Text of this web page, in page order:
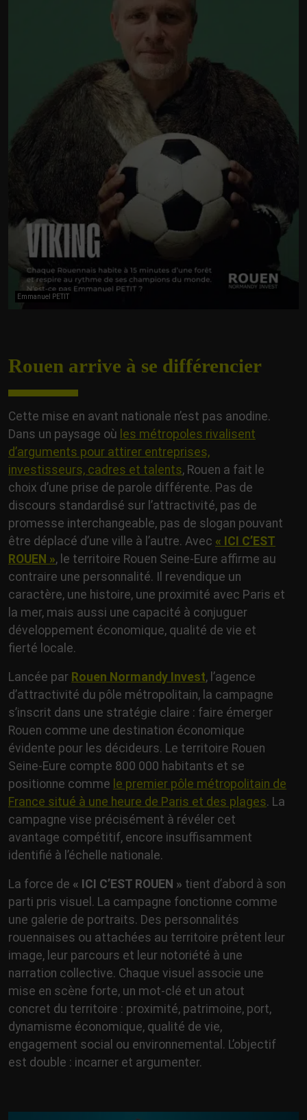
Emmanuel PETIT
Rouen arrive à se différencier
Cette mise en avant nationale n’est pas anodine.
Dans un paysage où les métropoles rivalisent
d’arguments pour attirer entreprises,
investisseurs, cadres et talents, Rouen a fait le
choix d’une prise de parole différente. Pas de
discours standardisé sur l’attractivité, pas de
promesse interchangeable, pas de slogan pouvant
être déplacé d’une ville à l’autre. Avec « ICI C’EST
ROUEN », le territoire Rouen Seine-Eure affirme au
contraire une personnalité. Il revendique un
caractère, une histoire, une proximité avec Paris et
la mer, mais aussi une capacité à conjuguer
développement économique, qualité de vie et
fierté locale.
Lancée par Rouen Normandy Invest, l’agence
d’attractivité du pôle métropolitain, la campagne
s’inscrit dans une stratégie claire : faire émerger
Rouen comme une destination économique
évidente pour les décideurs. Le territoire Rouen
Seine-Eure compte 800 000 habitants et se
positionne comme le premier pôle métropolitain de
France situé à une heure de Paris et des plages. La
campagne vise précisément à révéler cet
avantage compétitif, encore insuffisamment
identifié à l’échelle nationale.
La force de « ICI C’EST ROUEN » tient d’abord à son
parti pris visuel. La campagne fonctionne comme
une galerie de portraits. Des personnalités
rouennaises ou attachées au territoire prêtent leur
image, leur parcours et leur notoriété à une
narration collective. Chaque visuel associe une
mise en scène forte, un mot-clé et un atout
concret du territoire : proximité, patrimoine, port,
dynamisme économique, qualité de vie,
engagement social ou environnemental. L’objectif
est double : incarner et argumenter.